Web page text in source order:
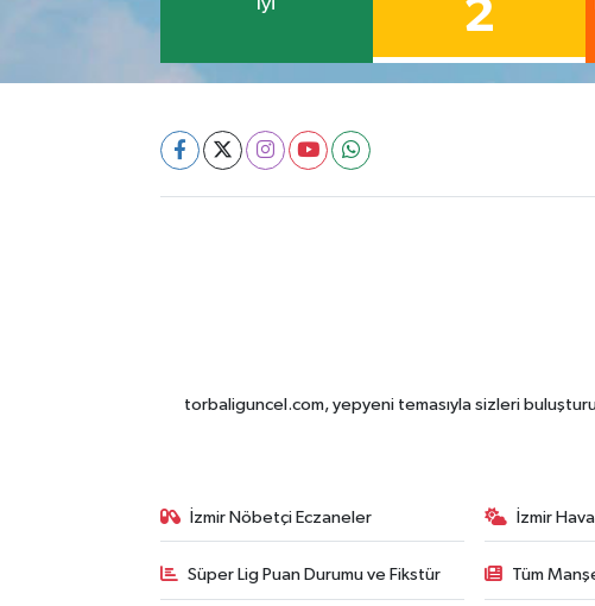
2
torbaliguncel.com, yepyeni temasıyla sizleri
İzmir Nöbetçi Eczaneler İzmir
Süper Lig Puan Durumu ve Fikstür Tüm